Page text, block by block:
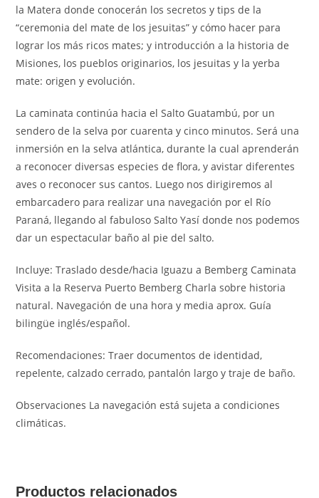
la Matera donde conocerán los secretos y tips de la
“ceremonia del mate de los jesuitas” y cómo hacer para
lograr los más ricos mates; y introducción a la historia de
Misiones, los pueblos originarios, los jesuitas y la yerba
mate: origen y evolución.
La caminata continúa hacia el Salto Guatambú, por un
sendero de la selva por cuarenta y cinco minutos. Será una
inmersión en la selva atlántica, durante la cual aprenderán
a reconocer diversas especies de flora, y avistar diferentes
aves o reconocer sus cantos. Luego nos dirigiremos al
embarcadero para realizar una navegación por el Río
Paraná, llegando al fabuloso Salto Yasí donde nos podemos
dar un espectacular baño al pie del salto.
Incluye: Traslado desde/hacia Iguazu a Bemberg Caminata
Visita a la Reserva Puerto Bemberg Charla sobre historia
natural. Navegación de una hora y media aprox. Guía
bilingüe inglés/español.
Recomendaciones: Traer documentos de identidad,
repelente, calzado cerrado, pantalón largo y traje de baño.
Observaciones La navegación está sujeta a condiciones
climáticas.
Productos relacionados